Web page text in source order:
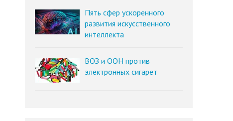
Пять сфер ускоренного
развития искусственного
интеллекта
ВОЗ и ООН против
электронных сигарет